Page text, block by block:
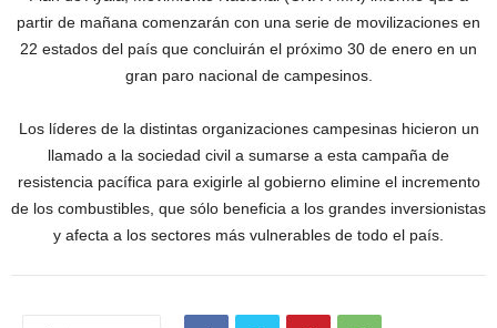
partir de mañana comenzarán con una serie de movilizaciones en
22 estados del país que concluirán el próximo 30 de enero en un
gran paro nacional de campesinos.
Los líderes de la distintas organizaciones campesinas hicieron un
llamado a la sociedad civil a sumarse a esta campaña de
resistencia pacífica para exigirle al gobierno elimine el incremento
de los combustibles, que sólo beneficia a los grandes inversionistas
y afecta a los sectores más vulnerables de todo el país.